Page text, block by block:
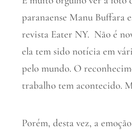
paranaense Manu Buffara
revista Eater NY. Não é
ela tem sido notícia em
pelo mundo. O
trabalho tem acontecido.
Porém, desta vez, a